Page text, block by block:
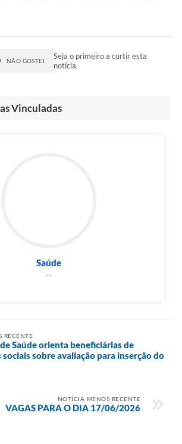
NÃO GOSTEI
Seja o primeiro a curtir esta
notícia.
Vinculadas
Saúde
--
RECENTE
Saúde orienta beneficiárias de
sociais sobre avaliação para inserção do
NOTÍCIA MENOS RECENTE
VAGAS PARA O DIA 17/06/2026